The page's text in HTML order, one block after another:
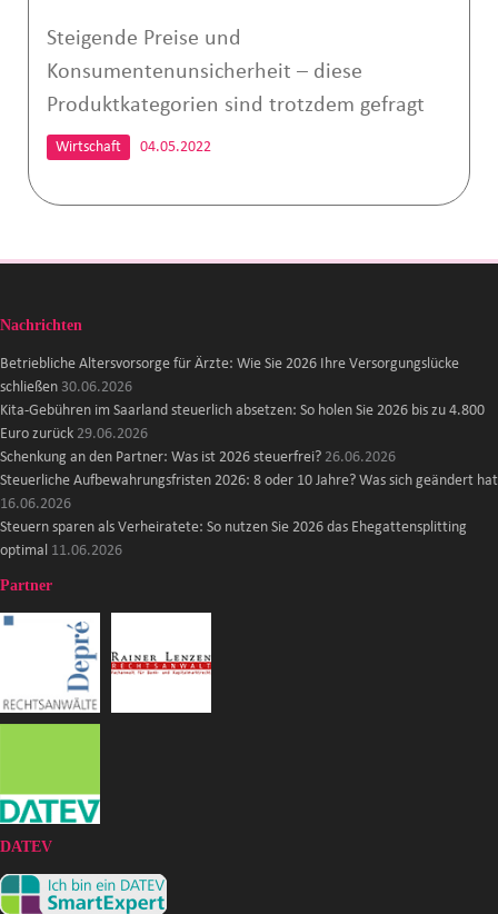
Steigende Preise und
Konsumentenunsicherheit – diese
Produktkategorien sind trotzdem gefragt
Wirtschaft 04.05.2022
Nachrichten
Betriebliche Altersvorsorge für Ärzte: Wie Sie 2026 Ihre Versorgungslücke
schließen 30.06.2026
Kita-Gebühren im Saarland steuerlich absetzen: So holen Sie 2026 bis zu 4.800
Euro zurück 29.06.2026
Schenkung an den Partner: Was ist 2026 steuerfrei? 26.06.2026
Steuerliche Aufbewahrungsfristen 2026: 8 oder 10 Jahre? Was sich geändert hat
16.06.2026
Steuern sparen als Verheiratete: So nutzen Sie 2026 das Ehegattensplitting
optimal 11.06.2026
Partner
DATEV